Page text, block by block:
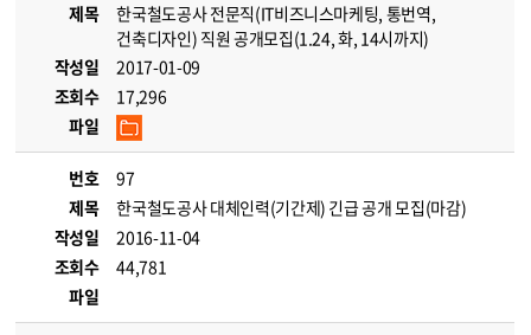
제목
한국철도공사 전문직(IT비즈니스마케팅, 통번역,
건축디자인) 직원 공개모집(1.24, 화, 14시까지)
작성일
2017-01-09
조회수
17,296
파일
번호
97
제목
한국철도공사 대체인력(기간제) 긴급 공개 모집(마감)
작성일
2016-11-04
조회수
44,781
파일